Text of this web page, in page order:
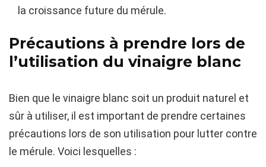
la croissance future du mérule.
Précautions à prendre lors de
l’utilisation du vinaigre blanc
Bien que le vinaigre blanc soit un produit naturel et
sûr à utiliser, il est important de prendre certaines
précautions lors de son utilisation pour lutter contre
le mérule. Voici lesquelles :